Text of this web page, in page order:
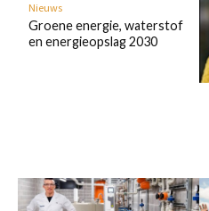
Nieuws
Groene energie, waterstof
en energieopslag 2030